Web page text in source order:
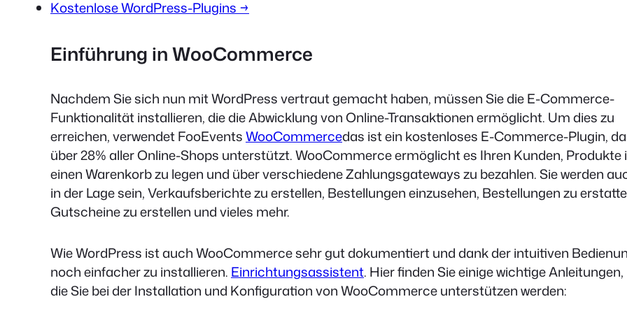
Kostenlose WordPress-Plugins →
Einführung in WooCommerce
Nachdem Sie sich nun mit WordPress vertraut gemacht haben, müssen Sie die E-Commerce-
Funktionalität installieren, die die Abwicklung von Online-Transaktionen ermöglicht. Um dies zu
erreichen, verwendet FooEventsWooCommercedas ist ein kostenloses E-Commerce-Plugin,
über 28% aller Online-Shops unterstützt. WooCommerce ermöglicht es Ihren Kunden, Produkte
einen Warenkorb zu legen und über verschiedene Zahlungsgateways zu bezahlen. Sie werden
in der Lage sein, Verkaufsberichte zu erstellen, Bestellungen einzusehen, Bestellungen zu
Gutscheine zu erstellen und vieles mehr.
Wie WordPress ist auch WooCommerce sehr gut dokumentiert und dank der intuitiven
noch einfacher zu installieren. Einrichtungsassistent. Hier finden Sie einige wichtige Anleitungen,
die Sie bei der Installation und Konfiguration von WooCommerce unterstützen werden: